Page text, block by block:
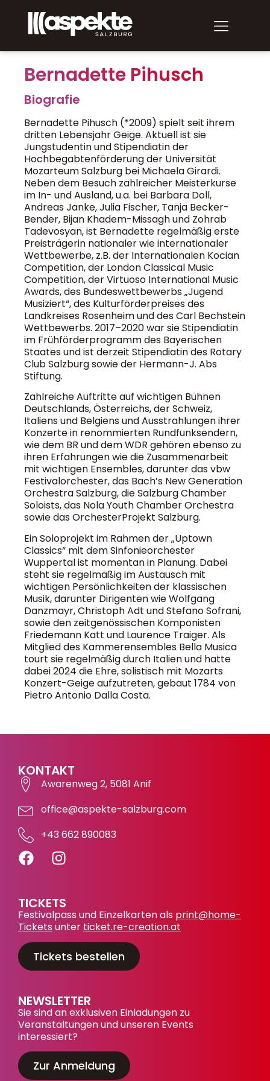
Bernadette Pihusch
Biografie
Bernadette Pihusch (*2009) spielt seit ihrem
dritten Lebensjahr Geige. Aktuell ist sie
Jungstudentin und Stipendiatin der
Hochbegabtenförderung der Universität
Mozarteum Salzburg bei Michaela Girardi.
Neben dem Besuch zahlreicher Meisterkurse
im In- und Ausland, u.a. bei Barbara Doll,
Andreas Janke, Julia Fischer, Tanja Becker-
Bender, Bijan Khadem-Missagh und Zohrab
Tadevosyan, ist Bernadette regelmäßig erste
Preisträgerin nationaler wie internationaler
Wettbewerbe, z.B. der Internationalen Kocian
Competition, der London Classical Music
Competition, der Virtuoso International Music
Awards, des Bundeswettbewerbs „Jugend
Musiziert“, des Kulturförderpreises des
Landkreises Rosenheim und des Carl Bechstein
Wettbewerbs. 2017–2020 war sie Stipendiatin
im Frühförderprogramm des Bayerischen
Staates und ist derzeit Stipendiatin des Rotary
Club Salzburg sowie der Hermann-J. Abs
Stiftung.
Zahlreiche Auftritte auf wichtigen Bühnen
Deutschlands, Österreichs, der Schweiz,
Italiens und Belgiens und Ausstrahlungen ihrer
Konzerte in renommierten Rundfunksendern,
wie dem BR und dem WDR gehören ebenso zu
ihren Erfahrungen wie die Zusammenarbeit
mit wichtigen Ensembles, darunter das vbw
Festivalorchester, das Bach’s New Generation
Orchestra Salzburg, die Salzburg Chamber
Soloists, das Nola Youth Chamber Orchestra
sowie das OrchesterProjekt Salzburg.
Ein Soloprojekt im Rahmen der „Uptown
Classics“ mit dem Sinfonieorchester
Wuppertal ist momentan in Planung. Dabei
steht sie regelmäßig im Austausch mit
wichtigen Persönlichkeiten der klassischen
Musik, darunter Dirigenten wie Wolfgang
Danzmayr, Christoph Adt und Stefano Sofrani,
sowie den zeitgenössischen Komponisten
Friedemann Katt und Laurence Traiger. Als
Mitglied des Kammerensembles Bella Musica
tourt sie regelmäßig durch Italien und hatte
dabei 2024 die Ehre, solistisch mit Mozarts
Konzert-Geige aufzutreten, gebaut 1784 von
Pietro Antonio Dalla Costa.
KONTAKT
Awarenweg 2, 5081 Anif
office@aspekte-salzburg.com
+43 662 890083
TICKETS
Festivalpass und Einzelkarten als print@home-
Tickets unter ticket.re-creation.at
Tickets bestellen
NEWSLETTER
Sie sind an exklusiven Einladungen zu
Veranstaltungen und unseren Events
interessiert?
Zur Anmeldung